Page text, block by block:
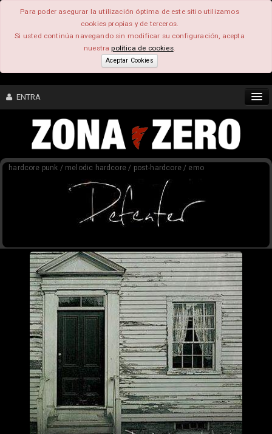
Para poder asegurar la utilización óptima de este sitio utilizamos
cookies propias y de terceros.
Si usted continúa navegando sin modificar su configuración, acepta
nuestrapolítica de cookies.
Aceptar Cookies
ENTRA
CONTENIDO
COMUNIDAD
hardcore punk / melodic hardcore / post-hardcore / emo